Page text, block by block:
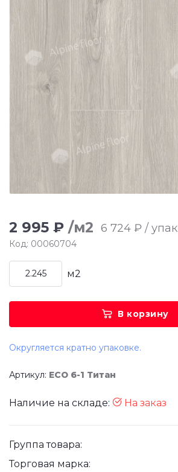
2 995 ₽ /м2 6 724 ₽ / упак
Код: 00060704
м2
В корзину
Округляется кратно упаковке.
Артикул: ЕСО 6-1 Титан
Наличие на складе: На заказ
Группа товара:
Торговая марка: